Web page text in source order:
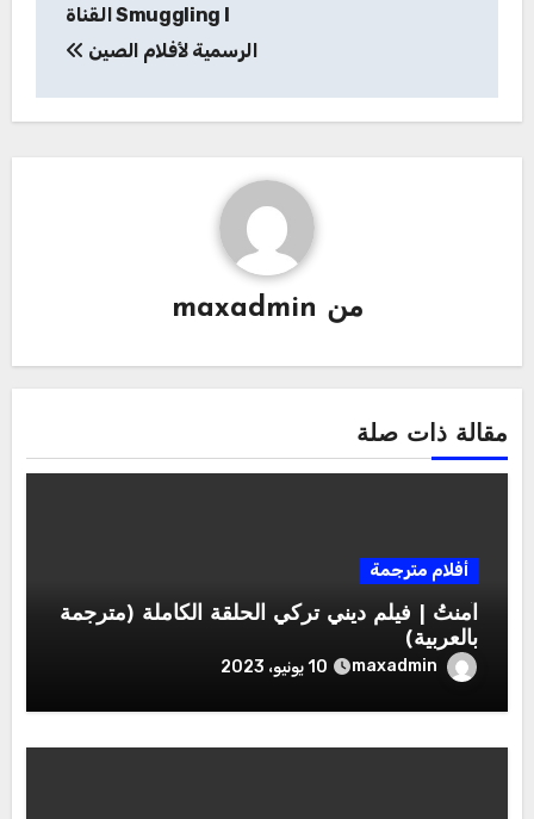
Smuggling I القناة
الرسمية لأفلام الصين
من maxadmin
مقالة ذات صلة
أفلام مترجمة
آمنتُ | فيلم ديني تركي الحلقة الكاملة (مترجمة
بالعربية)
maxadmin 10 يونيو، 2023